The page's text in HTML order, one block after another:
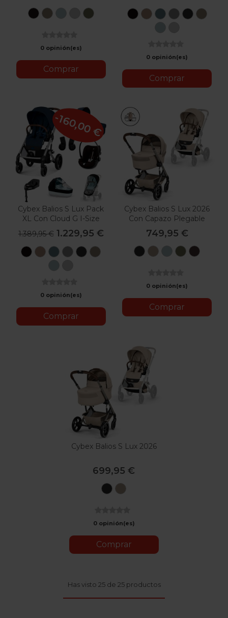
MagicSeashell
Stormy
StoneMoss
0 opinión(es)
Comprar
MoonAlmond
Stormy
StoneMoon
0 opinión(es)
Comprar
Cybex Balios S Lux Pack
XL Con Cloud G I-Size
Plus
1.389,95 € 1.229,95 €
MoonAlmondStormy
StoneMoonSeashell
0 opinión(es)
Comprar
-160,00 €
Cybex Balios S Lux 2026
Con Capazo Plegable
749,95 €
MoonAlmond
Stormy
Moss
0 opinión(es)
Comprar
Cybex Balios S Lux 2026
699,95 €
Moon
0 opinión(es)
Comprar
Has visto 25 de 25 productos